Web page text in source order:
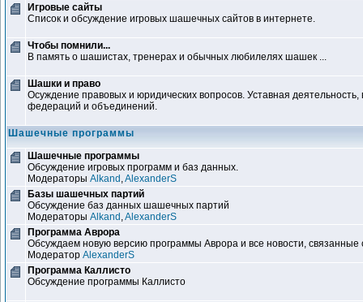
Игровые сайты
Список и обсуждение игровых шашечных сайтов в интернете.
Чтобы помнили...
В память о шашистах, тренерах и обычных любилелях шашек ...
Шашки и право
Осуждение правовых и юридических вопросов. Уставная
федераций и объединений.
Шашечные программы
Шашечные программы
Обсуждение игровых программ и баз данных.
Модераторы Alkand ,AlexanderS
Базы шашечных партий
Обсуждение баз данных шашечных партий
Модераторы Alkand ,AlexanderS
Программа Аврора
Обсуждаем новую версию программы Аврора и все новости, связанные
Модератор AlexanderS
Программа Каллисто
Обсуждение программы Каллисто